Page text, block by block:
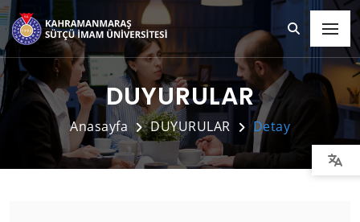
DUYURULAR
Anasayfa DUYURULAR Detay